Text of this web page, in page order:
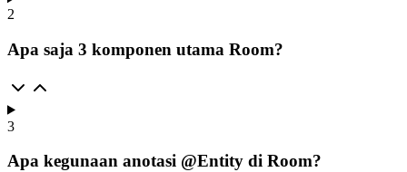
2
Apa saja 3 komponen utama Room?
3
Apa kegunaan anotasi @Entity di Room?